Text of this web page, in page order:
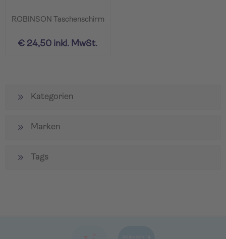
ROBINSON Taschenschirm
€ 24,50 inkl. MwSt.
Kategorien
Marken
Tags